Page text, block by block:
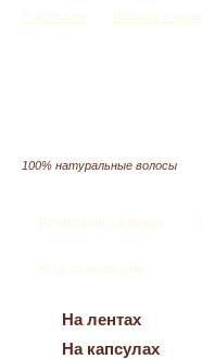
О компании Новости и акции
100% натуральные волосы
Волосы на заколках
Уход за волосами
На лентах
На капсулах